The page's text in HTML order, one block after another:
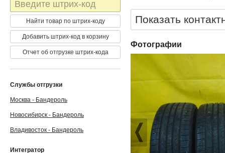
Показать
Фотографии
код
Найти товар по штрих-коду
Добавить штрих-код в корзину
Отчет об отгрузке штрих-кода
Службы отгрузки
Москва - Бандероль
Новосибирск - Бандероль
Владивосток - Бандероль
Интегратор